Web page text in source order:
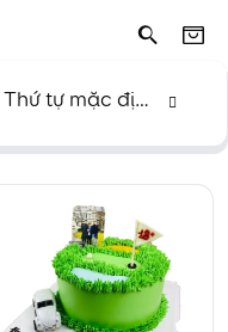
Thứ tự mặc định